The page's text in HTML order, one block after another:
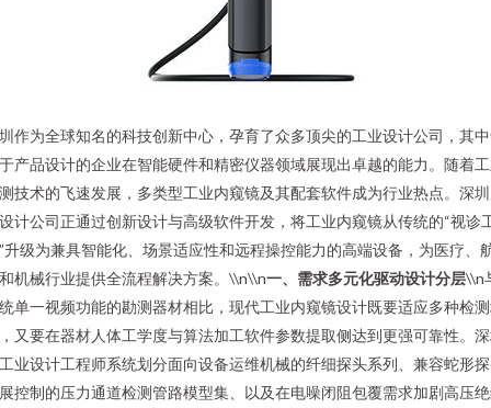
作为全球知名的科技创新中心，孕育了众多顶尖的工业设计公司，其
产品设计的企业在智能硬件和精密仪器领域展现出卓越的能力。随着
技术的飞速发展，多类型工业内窥镜及其配套软件成为行业热点。深
计公司正通过创新设计与高级软件开发，将工业内窥镜从传统的“视诊
升级为兼具智能化、场景适应性和远程操控能力的高端设备，为医疗、
机械行业提供全流程解决方案。\\n\\n一、需求多元化驱动设计分层\\n
单一视频功能的勘测器材相比，现代工业内窥镜设计既要适应多种检
又要在器材人体工学度与算法加工软件参数提取侧达到更强可靠性。
业设计工程师系统划分面向设备运维机械的纤细探头系列、兼容蛇形
控制的压力通道检测管路模型集、以及在电噪闭阻包覆需求加剧高压